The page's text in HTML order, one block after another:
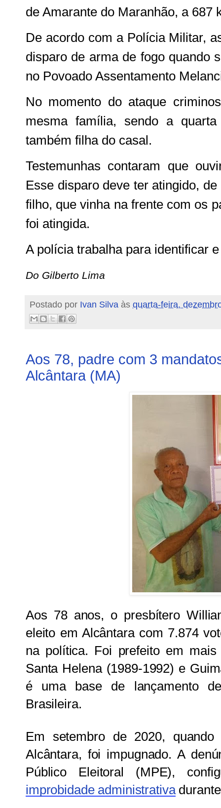
de Amarante do Maranhão, a 687
De acordo com a Polícia Militar,
disparo de arma de fogo quando
no Povoado Assentamento
No momento do ataque
mesma família, sendo a
também filha do casal.
Testemunhas contaram que
Esse disparo deve ter atingido,
filho, que vinha na frente com os
foi atingida.
A polícia trabalha para identificar
Do Gilberto Lima
Postado por Ivan Silva às quarta-feira,
Aos 78, padre com 3
Alcântara (MA)
Aos 78 anos, o presbítero
eleito em Alcântara com 7.874
na política. Foi prefeito em mais
Santa Helena (1989-1992) e
é uma base de lançamento
Brasileira.
Em setembro de 2020,
Alcântara, foi impugnado. A
Público Eleitoral (MPE),
improbidade administrativa